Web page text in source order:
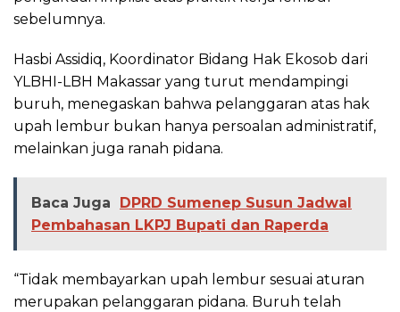
sebelumnya.
Hasbi Assidiq, Koordinator Bidang Hak Ekosob dari
YLBHI-LBH Makassar yang turut mendampingi
buruh, menegaskan bahwa pelanggaran atas hak
upah lembur bukan hanya persoalan administratif,
melainkan juga ranah pidana.
Baca Juga
DPRD Sumenep Susun Jadwal
Pembahasan LKPJ Bupati dan Raperda
“Tidak membayarkan upah lembur sesuai aturan
merupakan pelanggaran pidana. Buruh telah